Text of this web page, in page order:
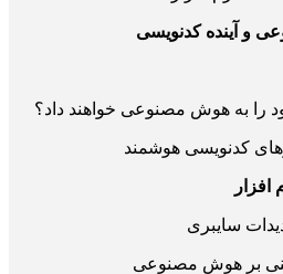
و آینده کدنویسی
را به هوش مصنوعی خواهند داد؟
کدنویسی هوشمند
بر هوش مصنوعی